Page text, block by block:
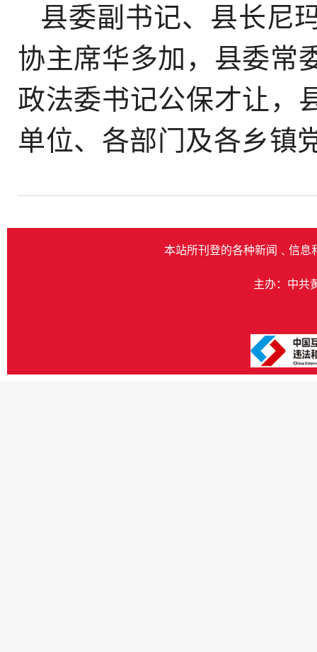
县委副书记、县长尼
协主席华多加，县委常
政法委书记公保才让，
单位、各部门及各乡镇
本站所刊登的各种新闻﹑信息
主办：中共